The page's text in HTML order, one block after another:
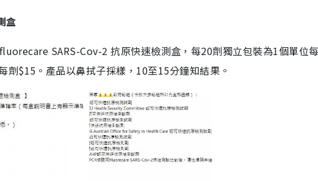
盒
SARS-Cov-2 抗原快速檢測盒，每20劑獨立包裝為1個單位
$15。產品以鼻拭子採樣，10至15分鐘知結果。